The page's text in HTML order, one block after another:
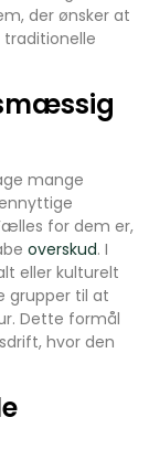
der ønsker at
mange
for dem er,
overskud. I
eller kulturelt
grupper til at
Dette formål
hvor den